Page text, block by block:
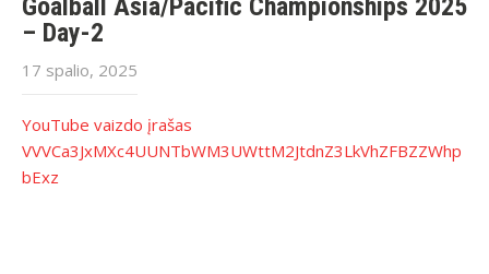
Goalball Asia/Pacific Championships 2025
– Day-2
17 spalio, 2025
YouTube vaizdo įrašas
VVVCa3JxMXc4UUNTbWM3UWttM2JtdnZ3LkVhZFBZZWhp
bExz